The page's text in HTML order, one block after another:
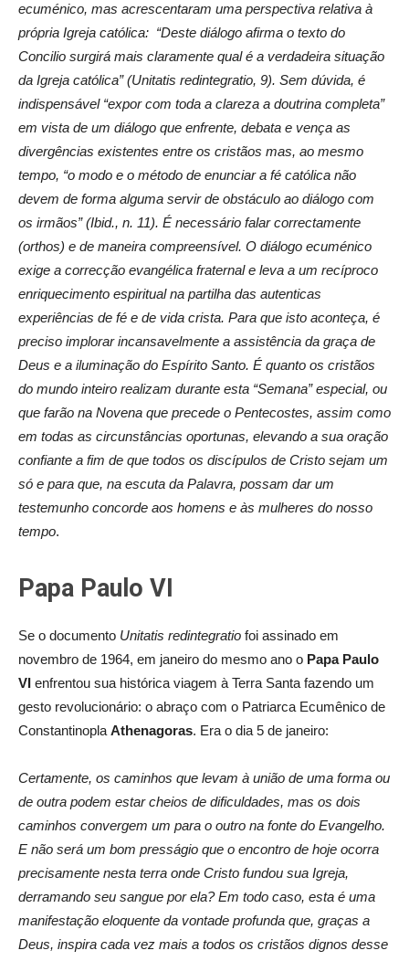
ecuménico, mas acrescentaram uma perspectiva relativa à
própria Igreja católica: “Deste diálogo afirma o texto do
Concilio surgirá mais claramente qual é a verdadeira situação
da Igreja católica” (Unitatis redintegratio, 9). Sem dúvida, é
indispensável “expor com toda a clareza a doutrina completa”
em vista de um diálogo que enfrente, debata e vença as
divergências existentes entre os cristãos mas, ao mesmo
tempo, “o modo e o método de enunciar a fé católica não
devem de forma alguma servir de obstáculo ao diálogo com
os irmãos” (Ibid., n. 11). É necessário falar correctamente
(orthos) e de maneira compreensível. O diálogo ecuménico
exige a correcção evangélica fraternal e leva a um recíproco
enriquecimento espiritual na partilha das autenticas
experiências de fé e de vida crista. Para que isto aconteça, é
preciso implorar incansavelmente a assistência da graça de
Deus e a iluminação do Espírito Santo. É quanto os cristãos
do mundo inteiro realizam durante esta “Semana” especial, ou
que farão na Novena que precede o Pentecostes, assim como
em todas as circunstâncias oportunas, elevando a sua oração
confiante a fim de que todos os discípulos de Cristo sejam um
só e para que, na escuta da Palavra, possam dar um
testemunho concorde aos homens e às mulheres do nosso
tempo.
Papa Paulo VI
Se o documento Unitatis redintegratio foi assinado em
novembro de 1964, em janeiro do mesmo ano o Papa Paulo
VI enfrentou sua histórica viagem à Terra Santa fazendo um
gesto revolucionário: o abraço com o Patriarca Ecumênico de
Constantinopla Athenagoras. Era o dia 5 de janeiro:
Certamente, os caminhos que levam à união de uma forma ou
de outra podem estar cheios de dificuldades, mas os dois
caminhos convergem um para o outro na fonte do Evangelho.
E não será um bom presságio que o encontro de hoje ocorra
precisamente nesta terra onde Cristo fundou sua Igreja,
derramando seu sangue por ela? Em todo caso, esta é uma
manifestação eloquente da vontade profunda que, graças a
Deus, inspira cada vez mais a todos os cristãos dignos desse